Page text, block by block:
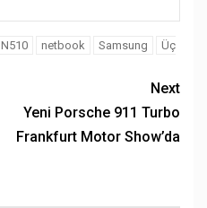
N510 netbook Samsung
Üç
Next
Yeni Porsche 911 Turbo
Frankfurt Motor Show’da